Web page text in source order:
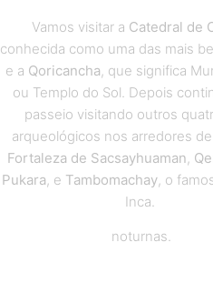
Vamos visitar a Catedral de
conhecida como uma das mais
e a Qoricancha, que significa
ou Templo do Sol. Depois
passeio visitando outros
arqueológicos nos arredores
Fortaleza de Sacsayhuaman,
Pukara, e Tambomachay, o
Inca.
noturnas.